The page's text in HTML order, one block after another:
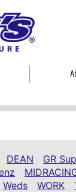
DEAN GR
Weds WORK